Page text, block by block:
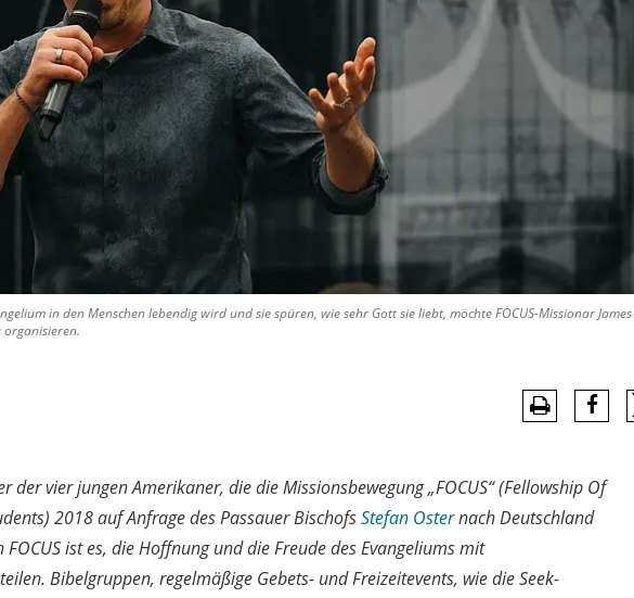
in den Menschen lebendig wird und sie spüren, wie sehr Gott sie liebt, möchte FOCUS-Missionar
organisieren.
der vier jungen Amerikaner, die die Missionsbewegung „FOCUS“ (Fellowship Of
2018 auf Anfrage des Passauer BischofsStefan Osternach Deutschland
ist es, die Hoffnung und die Freude des Evangeliums mit
Bibelgruppen, regelmäßige Gebets- und Freizeitevents, wie die Seek-